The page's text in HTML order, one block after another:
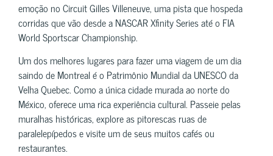
emoção no Circuit Gilles Villeneuve, uma pista que hospeda
corridas que vão desde a NASCAR Xfinity Series até o FIA
World Sportscar Championship.
Um dos melhores lugares para fazer uma viagem de um dia
saindo de Montreal é o Patrimônio Mundial da UNESCO da
Velha Quebec. Como a única cidade murada ao norte do
México, oferece uma rica experiência cultural. Passeie pelas
muralhas históricas, explore as pitorescas ruas de
paralelepípedos e visite um de seus muitos cafés ou
restaurantes.